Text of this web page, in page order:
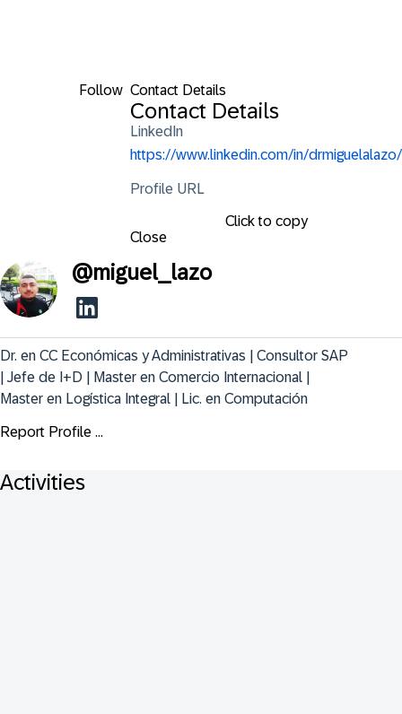
Follow Contact Details
Contact Details
LinkedIn
https://www.linkedin.com/in/drmiguelalazo/
Profile URL
Click to copy
Close
@miguel_lazo
Dr. en CC Económicas y Administrativas | Consultor SAP
| Jefe de I+D | Master en Comercio Internacional |
Master en Logística Integral | Lic. en Computación
Report Profile ...
Activities